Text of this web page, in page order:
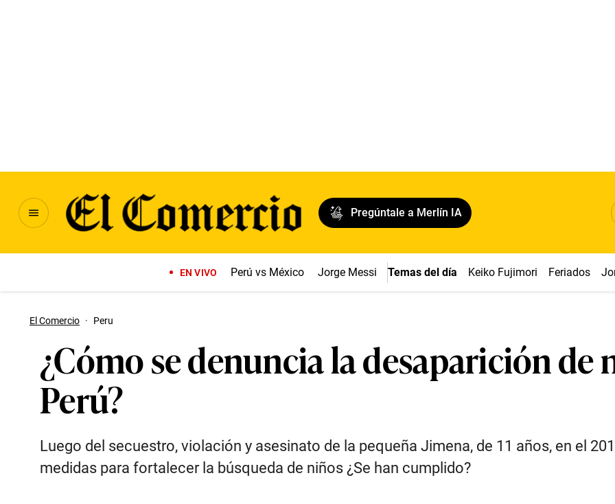
Pregúntale a Merlín IA
EN VIVO Perú vs México Jorge Messi Temas del día Keiko Fujimori Feriados
El Comercio · Peru
¿Cómo se denuncia la desaparición de
Perú?
Luego del secuestro, violación y asesinato de la pequeña Jimena, de 11 años, en el
medidas para fortalecer la búsqueda de niños ¿Se han cumplido?